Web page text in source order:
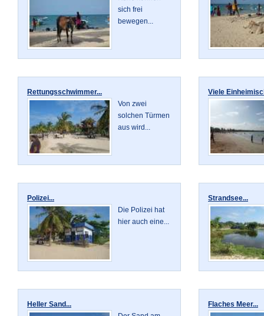
sich frei
bewegen...
Rettungsschwimmer...
Von zwei
solchen Türmen
aus wird...
Viele
Polizei...
Die Polizei hat
hier auch eine...
Strandsee...
Heller Sand...
Flaches Meer...